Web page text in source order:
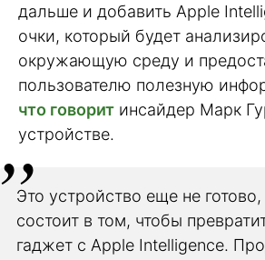
дальше и добавить Apple
очки, который будет
окружающую среду и
пользователю полезную
что говорит инсайдер Марк
устройстве.
Это устройство еще не
состоит в том, чтобы
гаджет с Apple Intelligence.